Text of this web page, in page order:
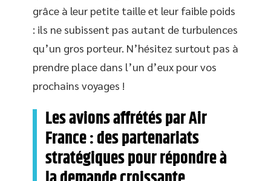
grâce à leur petite taille et leur faible poids
: ils ne subissent pas autant de turbulences
qu’un gros porteur. N’hésitez surtout pas à
prendre place dans l’un d’eux pour vos
prochains voyages !
Les avions affrétés par Air
France : des partenariats
stratégiques pour répondre à